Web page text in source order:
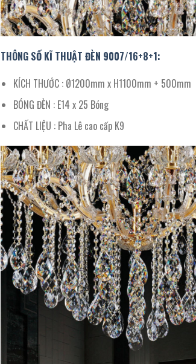
THÔNG SỐ KĨ THUẬT ĐÈN 9007/16+8+1:
KÍCH THƯỚC : Ø1200mm x H1100mm + 500mm
BÓNG ĐÈN : E14 x 25 Bóng
CHẤT LIỆU : Pha Lê cao cấp K9